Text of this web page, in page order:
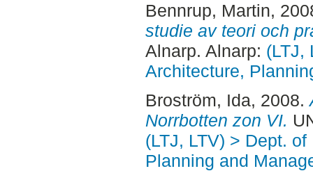
Bennrup, Martin,
studie av teori och
Alnarp. Alnarp: (LTJ,
Architecture,
Broström, Ida, 2008.
Norrbotten zon VI.
(LTJ, LTV) > Dept.
Planning and